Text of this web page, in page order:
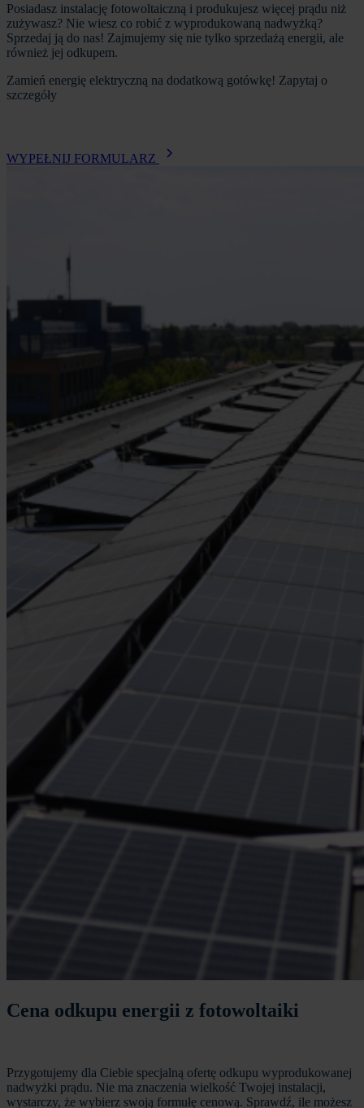
Posiadasz instalację fotowoltaiczną i produkujesz więcej prądu niż
zużywasz? Nie wiesz co robić z wyprodukowaną nadwyżką?
Sprzedaj ją do nas! Zajmujemy się nie tylko sprzedażą energii, ale
również jej odkupem.
Zamień energię elektryczną na dodatkową gotówkę! Zapytaj o
szczegóły
WYPEŁNIJ FORMULARZ
Cena odkupu energii z fotowoltaiki
Przygotujemy dla Ciebie specjalną ofertę odkupu wyprodukowanej
nadwyżki prądu. Nie ma znaczenia wielkość Twojej instalacji,
wystarczy, że wybierz swoją formułę cenową. Sprawdź, ile możesz